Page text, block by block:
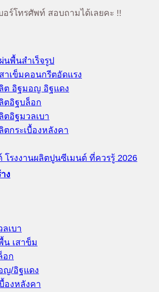
อร์โทรศัพท์ สอบถามได้เลยคะ !!
นพื้นสำเร็จรูป
าเข็มคอนกรีตอัดแรง
ต อิฐมอญ อิฐแดง
ตอิฐบล็อก
ตอิฐมวลเบา
ตกระเบื้องหลังคา
โรงงานผลิตปูนซีเมนต์ ที่ควรรู้ 2026
ง
เบา
น เสาข็ม
อก
ญ/อิฐแดง
องหลังคา